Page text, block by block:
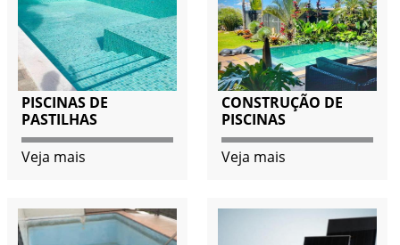
PISCINAS DE
PASTILHAS
Veja mais
CONSTRUÇÃO DE
PISCINAS
Veja mais